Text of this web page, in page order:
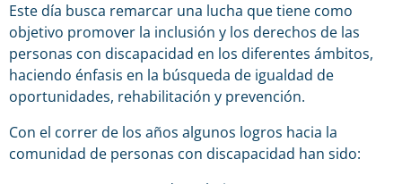
Este día busca remarcar una lucha que tiene como
objetivo promover la inclusión y los derechos de las
personas con discapacidad en los diferentes ámbitos,
haciendo énfasis en la búsqueda de igualdad de
oportunidades, rehabilitación y prevención.
Con el correr de los años algunos logros hacia la
comunidad de personas con discapacidad han sido: